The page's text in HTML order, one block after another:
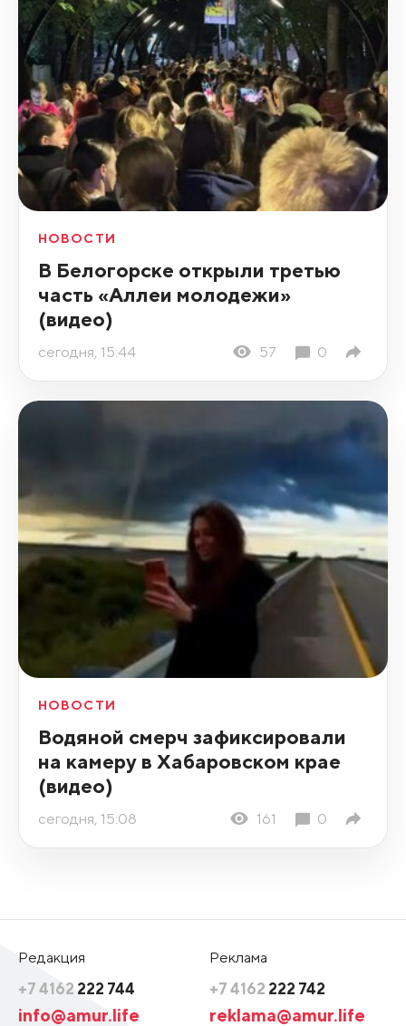
НОВОСТИ
В Белогорске открыли третью
часть «Аллеи молодежи»
(видео)
сегодня, 15:44 57 0
НОВОСТИ
Водяной смерч зафиксировали
на камеру в Хабаровском крае
(видео)
сегодня, 15:08 161 0
Редакция
+7 4162 222 744
info@amur.life
Реклама
+7 4162 222 742
reklama@amur.life